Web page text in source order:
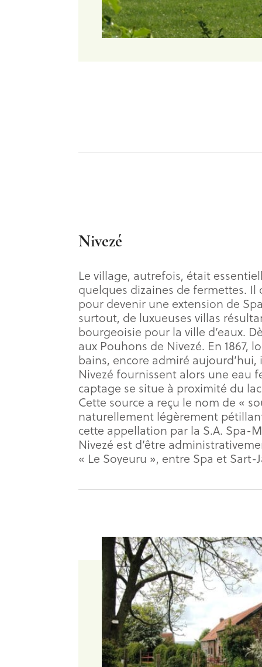
Nivezé
Le village, autrefois, était
quelques dizaines de fermettes.
pour devenir une extension de
surtout, de luxueuses villas
bourgeoisie pour la ville d’eaux.
aux Pouhons de Nivezé. En 1867,
bains, encore admiré
Nivezé fournissent alors une eau
captage se situe à proximité du
Cette source a reçu le nom de «
naturellement légèrement
cette appellation par la S.A. Spa-
Nivezé est d’être
« Le Soyeuru », entre Spa et Sart-